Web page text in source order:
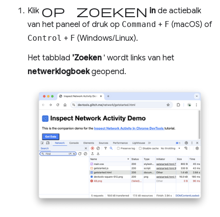
Klik op Zoeken in de actiebalk
van het paneel of druk op Command + F (macOS) of
Control + F (Windows/Linux).
Het tabblad 'Zoeken ' wordt links van het
netwerklogboekgeopend.